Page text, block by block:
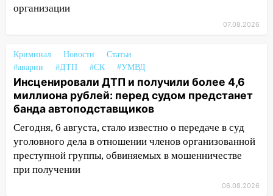
06:00 Под Ульяновском при развороте
05:00
«Каждая пятая женщина и каждый
второй мужчина в мире сталкиваются с
алопецией»: врач рассказал, чем может
быть вызвано облысение и как с этим
справиться
03:30 Гороскоп на 7 августа: пятница
принесет прилив творческой энергии и
отличные шансы исправить старые
ошибки
организации
07.08.2026
Криминал Новости
Статьи
#аварии
#ДТП #СК #УМВД
Инсценировали ДТП и получили более 4,6
миллиона рублей: перед судом предстанет
банда автоподставщиков
Сегодня, 6 августа, стало известно о передаче в суд
уголовного дела в отношении членов организованной
преступной группы, обвиняемых в мошенничестве
при получении
06.08.2026